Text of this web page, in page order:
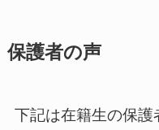
保護者の声
下記は在籍生の保護